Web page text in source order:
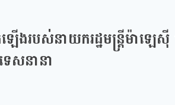
ងរបស់នាយករដ្ឋមន្ត្រីម៉ាឡ
េសនានា